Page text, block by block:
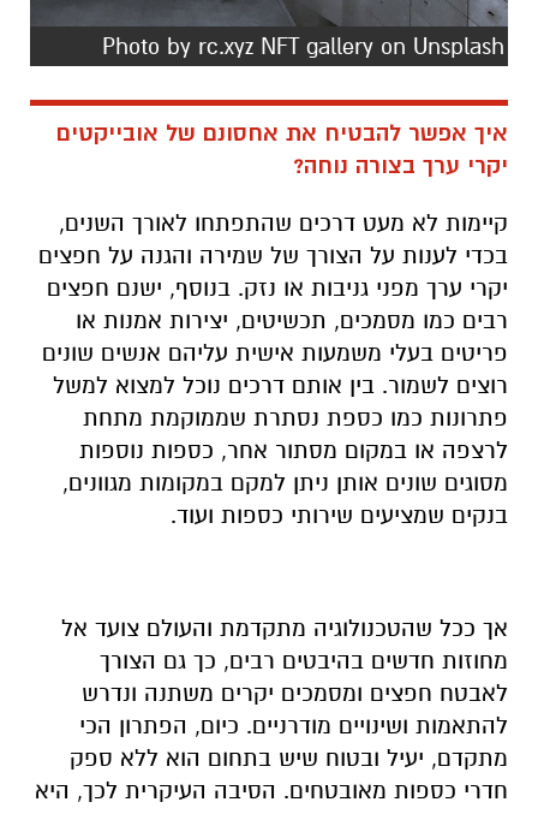
Photo by rc.xyz NFT gallery on Unsplash
איך אפשר להבטיח את אחסונם של אובייקטים
יקרי ערך בצורה נוחה?
קיימות לא מעט דרכים שהתפתחו לאורך השנים,
בכדי לענות על הצורך של שמירה והגנה על חפצים
יקרי ערך מפני גניבות או נזק. בנוסף, ישנם חפצים
רבים כמו מסמכים, תכשיטים, יצירות אמנות או
פריטים בעלי משמעות אישית עליהם אנשים שונים
רוצים לשמור. בין אותם דרכים נוכל למצוא למשל
פתרונות כמו כספת נסתרת שממוקמת מתחת
לרצפה או במקום מסתור אחר, כספות נוספות
מסוגים שונים אותן ניתן למקם במקומות מגוונים,
בנקים שמציעים שירותי כספות ועוד.
אך ככל שהטכנולוגיה מתקדמת והעולם צועד אל
מחוזות חדשים בהיבטים רבים, כך גם הצורך
לאבטח חפצים ומסמכים יקרים משתנה ונדרש
להתאמות ושינויים מודרניים. כיום, הפתרון הכי
מתקדם, יעיל ובטוח שיש בתחום הוא ללא ספק
חדרי כספות מאובטחים. הסיבה העיקרית לכך, היא